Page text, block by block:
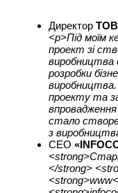
Директор
<p>Під моїм
проект зі
виробництва
розробки
виробництва.
проекту та
стало
з
СЕО
</strong>